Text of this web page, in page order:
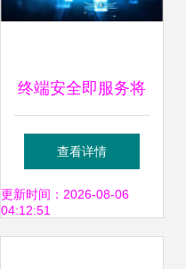
终端安全即服务将
在2018年迎来大幅
增长 企业网络技术
查看详情
更新时间：2026-08-06
04:12:51